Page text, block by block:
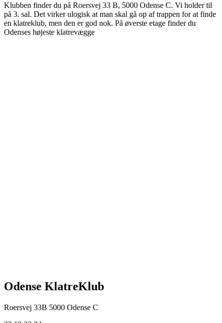
Klubben finder du på Roersvej 33 B, 5000 Odense C. Vi holder til
på 3. sal. Det virker ulogisk at man skal gå op af trappen for at finde
en klatreklub, men den er god nok. På øverste etage finder du
Odenses højeste klatrevægge
Odense KlatreKlub
Roersvej 33B 5000 Odense C